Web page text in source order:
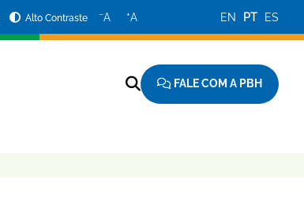
Alto Contraste −A +A EN PT ES
FALE COM A PBH